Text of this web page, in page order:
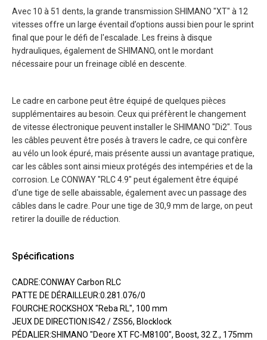
Avec 10 à 51 dents, la grande transmission SHIMANO "XT" à 12
vitesses offre un large éventail d’options aussi bien pour le sprint
final que pour le défi de l'escalade. Les freins à disque
hydrauliques, également de SHIMANO, ont le mordant
nécessaire pour un freinage ciblé en descente.
Le cadre en carbone peut être équipé de quelques pièces
supplémentaires au besoin. Ceux qui préfèrent le changement
de vitesse électronique peuvent installer le SHIMANO "Di2". Tous
les câbles peuvent être posés à travers le cadre, ce qui confère
au vélo un look épuré, mais présente aussi un avantage pratique,
car les câbles sont ainsi mieux protégés des intempéries et de la
corrosion. Le CONWAY "RLC 4.9" peut également être équipé
d'une tige de selle abaissable, également avec un passage des
câbles dans le cadre. Pour une tige de 30,9 mm de large, on peut
retirer la douille de réduction.
Spécifications
CADRE:CONWAY Carbon RLC
PATTE DE DÉRAILLEUR:0.281.076/0
FOURCHE:ROCKSHOX "Reba RL", 100 mm
JEUX DE DIRECTION:IS42 / ZS56, Blocklock
PÉDALIER:SHIMANO "Deore XT FC-M8100", Boost, 32 Z., 175mm